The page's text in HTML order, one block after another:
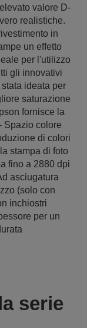
valore D-
realistiche.
in
un effetto
per l'utilizzo
gli innovativi
ideata per
saturazione
fornisce la
Spazio colore
di colori
stampa di foto
fino a 2880 dpi
asciugatura
(solo con
inchiostri
per un
serie